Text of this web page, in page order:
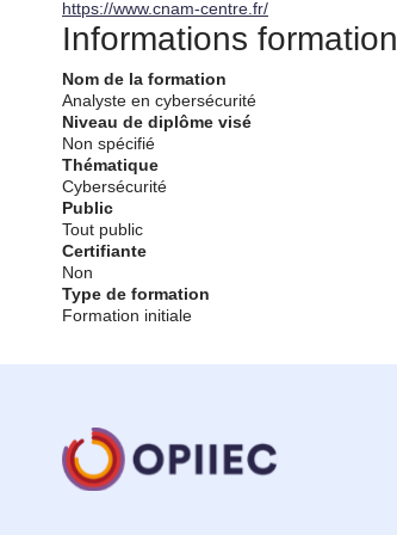
https://www.cnam-centre.fr/
Informations formation
Nom de la formation
Analyste en cybersécurité
Niveau de diplôme visé
Non spécifié
Thématique
Cybersécurité
Public
Tout public
Certifiante
Non
Type de formation
Formation initiale